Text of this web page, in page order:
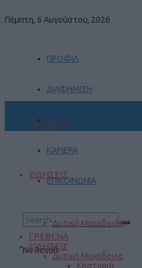
Πέμπτη, 6 Αυγούστου, 2026
ΠΡΟΦΙΛ
ΔΙΑΦΗΜΙΣΗ
ΚΑΡΙΕΡΑ
ΕΠΙΚΟΙΝΩΝΙΑ
No Result
ΓΡΕΒΕΝΑ
ΕΙΔΗΣΕΙΣ
Δυτική Μακεδονία
ΓΡΕΒΕΝΑ
ΕΙΔΗΣΕΙΣ
Δυτική Μακεδονία
Καστοριά